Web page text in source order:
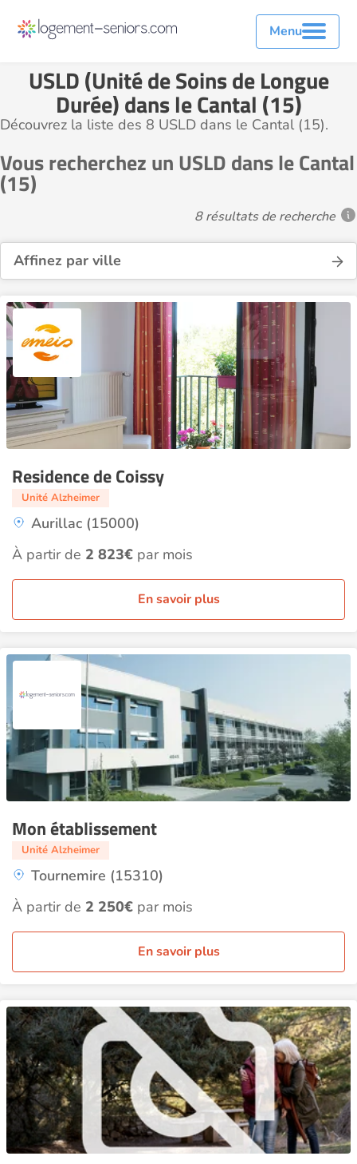
Menu
USLD (Unité de Soins de Longue
Durée) dans le Cantal (15)
Découvrez la liste des 8 USLD dans le Cantal (15).
Vous recherchez un USLD dans le Cantal
(15)
8 résultats de recherche
Affinez par ville
Residence de Coissy
Unité Alzheimer
Aurillac (15000)
À partir de 2 823€ par mois
En savoir plus
Mon établissement
Unité Alzheimer
Tournemire (15310)
À partir de 2 250€ par mois
En savoir plus